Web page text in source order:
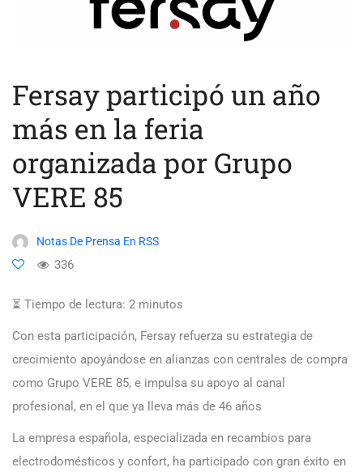
Fersay participó un año
más en la feria
organizada por Grupo
VERE 85
Notas De Prensa En RSS
336
⏳ Tiempo de lectura: 2 minutos
Con esta participación, Fersay refuerza su estrategia de
crecimiento apoyándose en alianzas con centrales de compra
como Grupo VERE 85, e impulsa su apoyo al canal
profesional, en el que ya lleva más de 46 años
La empresa española, especializada en recambios para
electrodomésticos y confort, ha participado con gran éxito en